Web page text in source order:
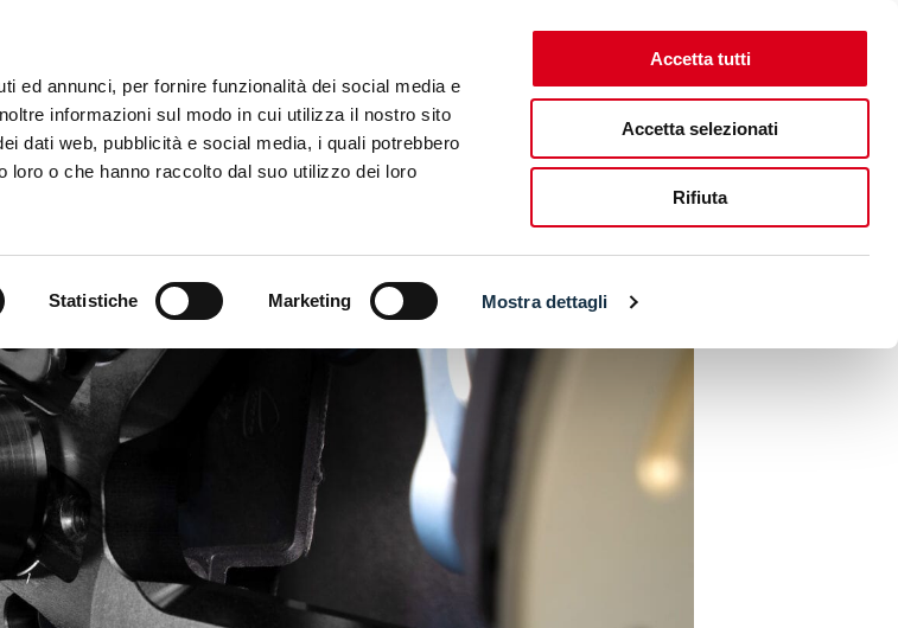
ed annunci, per fornire funzionalità dei social media e
informazioni sul modo in cui utilizza il nostro sito
dati web, pubblicità e social media, i quali potrebbero
o che hanno raccolto dal suo utilizzo dei loro
Statistiche Marketing Mostra dettagli
Accetta tutti
Accetta selezionati
Rifiuta
ITA TICKET SHOP
AREAS MEDIA NEWS EICMA RIDING FEST
PERFORMANCE AND INNOVATION